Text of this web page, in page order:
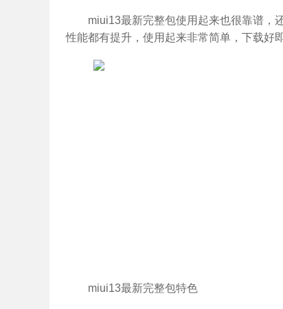
miui13最新完整包使用起来也很靠谱，
性能都有提升，使用起来非常简单，下载好
miui13最新完整包特色